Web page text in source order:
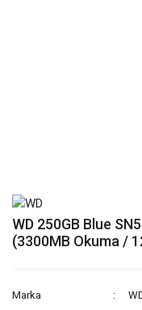
WD 250GB Blue
(3300MB Okuma /
Marka